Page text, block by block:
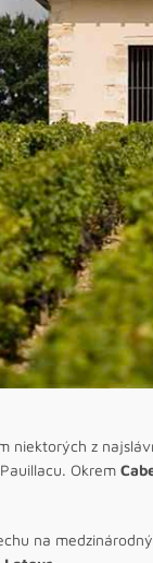
niektorých z
Okrem
na